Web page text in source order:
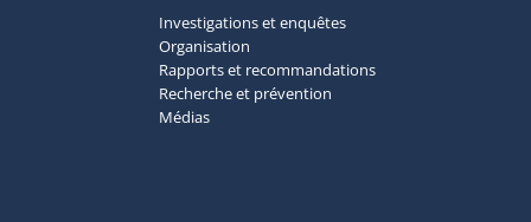
Investigations et enquêtes
Organisation
Rapports et recommandations
Recherche et prévention
Médias